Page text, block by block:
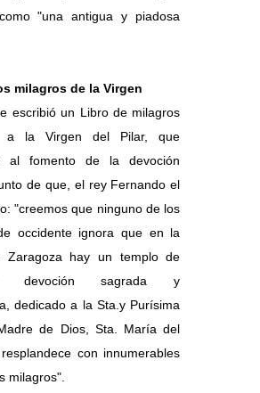
"una antigua y piadosa
milagros de la Virgen
escribió un Libro de milagros
a la Virgen del Pilar, que
al fomento de la devoción
de que, el rey Fernando el
"creemos que ninguno de los
occidente ignora que en la
Zaragoza hay un templo de
devoción sagrada y
dedicado a la Sta.y Purísima
de Dios, Sta. María del
con innumerables
milagros".